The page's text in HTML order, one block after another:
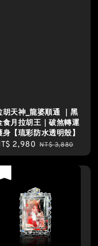
胡天神_龍婆順通 ｜黑
食月拉胡王｜破煞轉運
身【琉彩防水透明殼】
2,980 Regular
price
NT$ 3,880